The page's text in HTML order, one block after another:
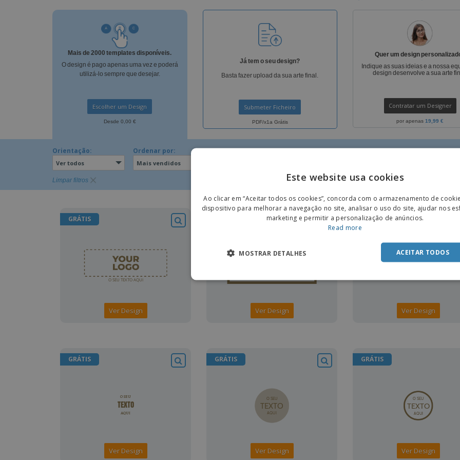
Íman
Malas e Mochilas
Mais de 2000 templates disponíveis.
O design é pago apenas uma vez e poderá
utilizá-lo sempre que desejar.
Escolher um Design
Desde 0,00 €
Já tem o seu design?
Basta fazer upload da sua arte final.
Submeter Ficheiro
PDF/x1a Grátis
Quer um design
Indique as suas ideias e a nossa
design desenvolve a sua arte
Contratar um Designer
por apenas19,99 €
Orientação:
Ver todos
Ordenar por:
Mais vendidos
Limpar filtros
GRÁTIS
Ver Design Ver Design
GRÁTIS
Ver Design
GRÁTIS
Ver Design
GRÁTIS
Ver Design
GRÁTIS
Ver Design
Este website usa cookies
Ao clicar em “Aceitar todos os cookies”, concorda com o armazenamento de
dispositivo para melhorar a navegação no site, analisar o uso do site, ajudar nos
marketing e permitir a personalização de anúncios.
Read more
ACEITAR TODOS
MOSTRAR DETALHES